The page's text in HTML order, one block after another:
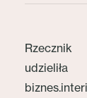
Rzecznik